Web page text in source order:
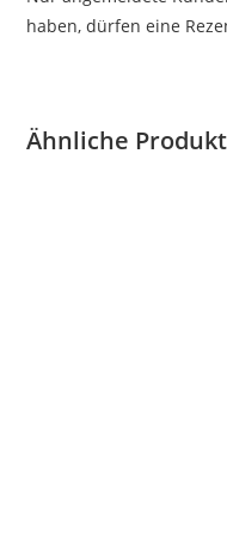
haben, dürfen eine
Ähnliche